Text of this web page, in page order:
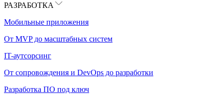
РАЗРАБОТКА
Мобильные приложения
От MVP до масштабных систем
IT-аутсорсинг
От сопровождения и DevOps до разработки
Разработка ПО под ключ